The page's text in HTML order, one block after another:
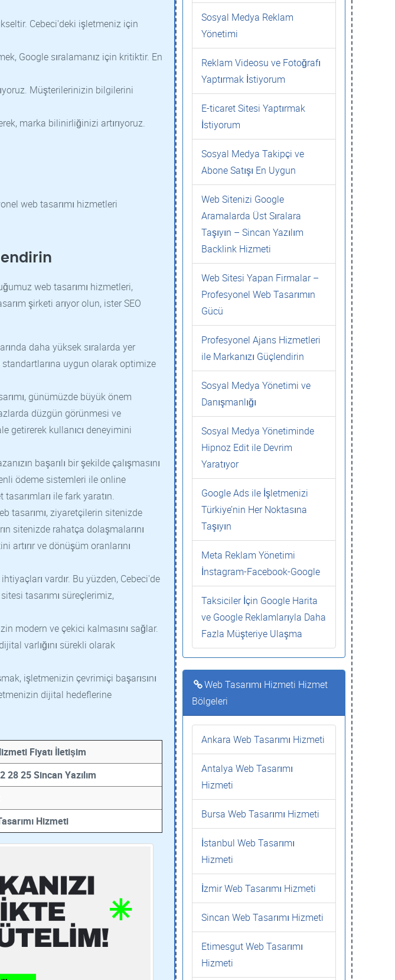
Cebeci'deki işletmeniz için
Google sıralamanız için kritiktir. En
Müşterilerinizin bilgilerini
marka bilinirliğinizi artırıyoruz.
web tasarımı hizmetleri
web tasarımı hizmetleri,
şirketi arıyor olun, ister SEO
daha yüksek sıralarda yer
standartlarına uygun olarak optimize
günümüzde büyük önem
düzgün görünmesi ve
getirerek kullanıcı deneyimini
başarılı bir şekilde çalışmasını
ödeme sistemleri ile online
tasarımları ile fark yaratın.
tasarımı, ziyaretçilerin sitenizde
sitenizde rahatça dolaşmalarını
artırır ve dönüşüm oranlarını
vardır. Bu yüzden, Cebeci'de
tasarımı süreçlerimiz,
modern ve çekici kalmasını sağlar.
varlığını sürekli olarak
işletmenizin çevrimiçi başarısını
dijital hedeflerine
Fiyatı İletişim
28 25 Sincan Yazılım
Hizmeti
Sosyal Medya Reklam
Yönetimi
Reklam Videosu ve Fotoğrafı
Yaptırmak İstiyorum
E-ticaret Sitesi Yaptırmak
İstiyorum
Sosyal Medya Takipçi ve
Abone Satışı En Uygun
Web Sitenizi Google
Aramalarda Üst Sıralara
Taşıyın – Sincan Yazılım
Backlink Hizmeti
Web Sitesi Yapan Firmalar –
Profesyonel Web Tasarımın
Gücü
Profesyonel Ajans Hizmetleri
ile Markanızı Güçlendirin
Sosyal Medya Yönetimi ve
Danışmanlığı
Sosyal Medya Yönetiminde
Hipnoz Edit ile Devrim
Yaratıyor
Google Ads ile İşletmenizi
Türkiye’nin Her Noktasına
Taşıyın
Meta Reklam Yönetimi
İnstagram-Facebook-Google
Taksiciler İçin Google Harita
ve Google Reklamlarıyla Daha
Fazla Müşteriye Ulaşma
Web Tasarımı Hizmeti Hizmet
Bölgeleri
Ankara Web Tasarımı Hizmeti
Antalya Web Tasarımı
Hizmeti
Bursa Web Tasarımı Hizmeti
İstanbul Web Tasarımı
Hizmeti
İzmir Web Tasarımı Hizmeti
Sincan Web Tasarımı Hizmeti
Etimesgut Web Tasarımı
Hizmeti